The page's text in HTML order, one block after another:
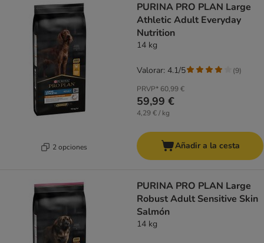
2 opciones
PURINA PRO PLAN Large
Athletic Adult Everyday
Nutrition
14 kg
PRVP* 60,99 €
59,99 €
4,29 € / kg
Valorar: 4.1/5 (9)
Añadir a la cesta
PURINA PRO PLAN Large
Robust Adult Sensitive Skin
Salmón
14 kg